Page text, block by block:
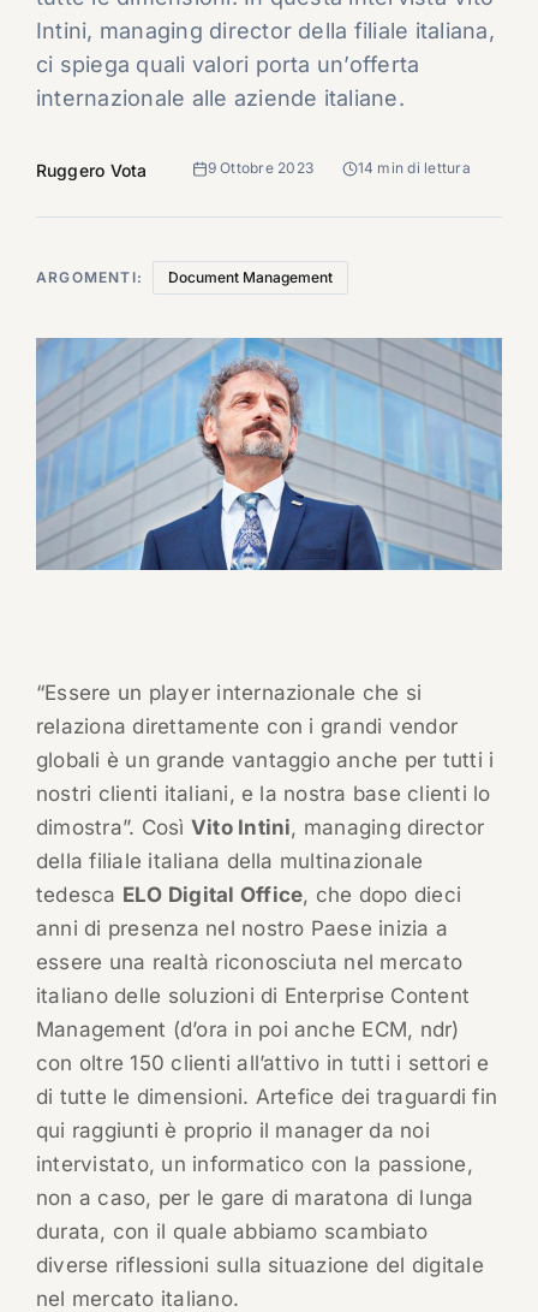
Intini, managing director della filiale italiana,
ci spiega quali valori porta un’offerta
internazionale alle aziende italiane.
Ruggero Vota 9 Ottobre 2023 14 min di lettura
ARGOMENTI: Document Management
“Essere un player internazionale che si
relaziona direttamente con i grandi vendor
globali è un grande vantaggio anche per tutti i
nostri clienti italiani, e la nostra base clienti lo
dimostra”. Così Vito Intini, managing director
della filiale italiana della multinazionale
tedesca ELO Digital Office, che dopo dieci
anni di presenza nel nostro Paese inizia a
essere una realtà riconosciuta nel mercato
italiano delle soluzioni di Enterprise Content
Management (d’ora in poi anche ECM, ndr)
con oltre 150 clienti all’attivo in tutti i settori e
di tutte le dimensioni. Artefice dei traguardi fin
qui raggiunti è proprio il manager da noi
intervistato, un informatico con la passione,
non a caso, per le gare di maratona di lunga
durata, con il quale abbiamo scambiato
diverse riflessioni sulla situazione del digitale
nel mercato italiano.